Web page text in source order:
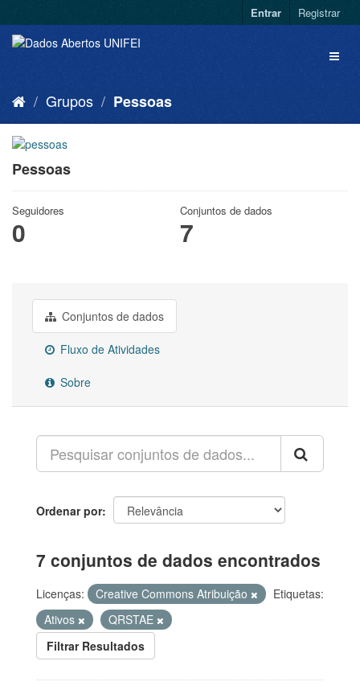
Entrar Registrar
Grupos Pessoas
Pessoas
Seguidores
0
Conjuntos de dados
7
Conjuntos de dados
Fluxo de Atividades
Sobre
Ordenar por
7 conjuntos de dados encontrados
Licenças: Creative Commons Atribuição
Etiquetas:
Ativos
QRSTAE
Filtrar Resultados